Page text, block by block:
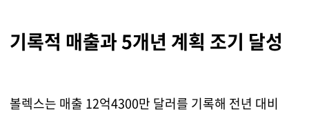
기록적 매출과 5개년 계획 조기 달성
볼렉스는 매출 12억4300만 달러를 기록해 전년 대비